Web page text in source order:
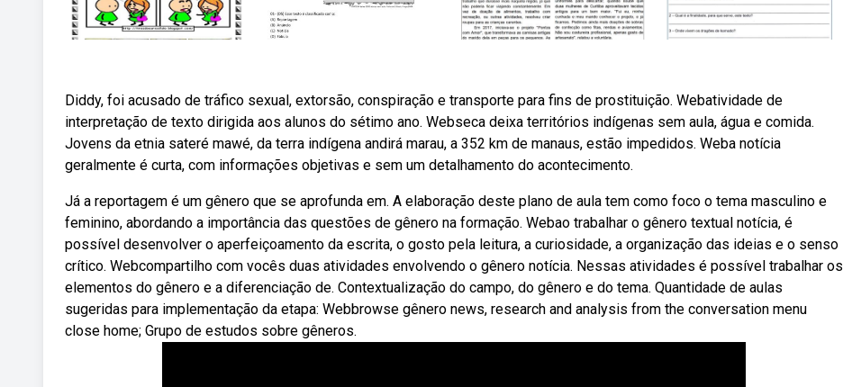
Diddy, foi acusado de tráfico sexual, extorsão, conspiração e transporte para fins de prostituição. Webatividade de
interpretação de texto dirigida aos alunos do sétimo ano. Webseca deixa territórios indígenas sem aula, água e comida.
Jovens da etnia sateré mawé, da terra indígena andirá marau, a 352 km de manaus, estão impedidos. Weba notícia
geralmente é curta, com informações objetivas e sem um detalhamento do acontecimento.
Já a reportagem é um gênero que se aprofunda em. A elaboração deste plano de aula tem como foco o tema masculino e
feminino, abordando a importância das questões de gênero na formação. Webao trabalhar o gênero textual notícia, é
possível desenvolver o aperfeiçoamento da escrita, o gosto pela leitura, a curiosidade, a organização das ideias e o senso
crítico. Webcompartilho com vocês duas atividades envolvendo o gênero notícia. Nessas atividades é possível trabalhar os
elementos do gênero e a diferenciação de. Contextualização do campo, do gênero e do tema. Quantidade de aulas
sugeridas para implementação da etapa: Webbrowse gênero news, research and analysis from the conversation menu
close home; Grupo de estudos sobre gêneros.